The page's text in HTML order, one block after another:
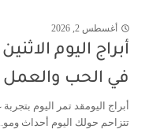
أغسطس 2, 2026
في الحب
أبراج اليومقد تمر اليوم
تتزاحم حولك اليوم أحداث ومو...